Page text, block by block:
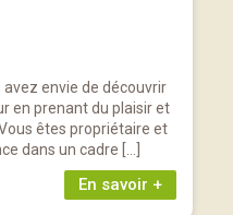
envie de découvrir
en prenant du plaisir et
êtes propriétaire et
dans un cadre […]
En savoir +